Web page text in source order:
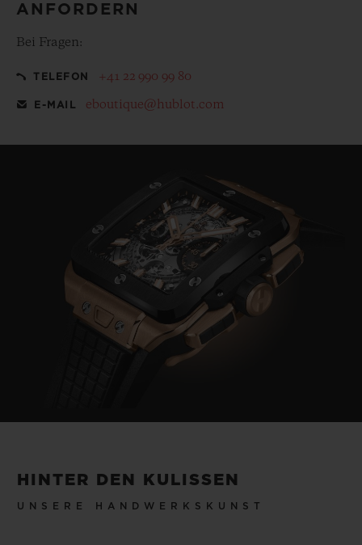
ANFORDERN
Bei Fragen:
TELEFON +41 22 990 99 80
E-MAIL eboutique@hublot.com
HINTER DEN KULISSEN
UNSERE HANDWERKSKUNST